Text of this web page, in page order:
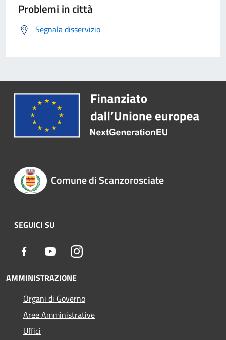
Problemi in città
Segnala disservizio
Comune di Scanzorosciate
SEGUICI SU
Facebook YoutubeInstagram
AMMINISTRAZIONE
Organi di Governo
Aree Amministrative
Uffici